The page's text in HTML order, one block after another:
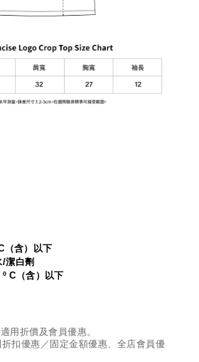
（含）以下
潔白劑
C（含）以下
用折價及會員優惠。
扣優惠／固定金額優惠、全店會員優